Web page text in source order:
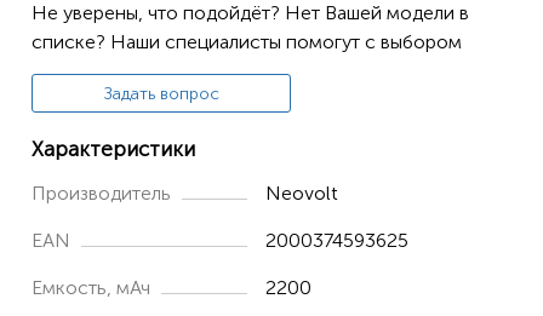
Не уверены, что подойдёт? Нет Вашей модели в
списке? Наши специалисты помогут с выбором
Задать вопрос
Характеристики
Производитель Neovolt
EAN 2000374593625
Емкость, мАч 2200